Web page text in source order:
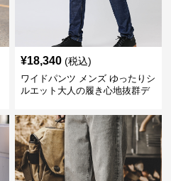
¥18,340 (税込)
ワイドパンツ メンズ ゆったりシ
ルエット大人の履き心地抜群デ